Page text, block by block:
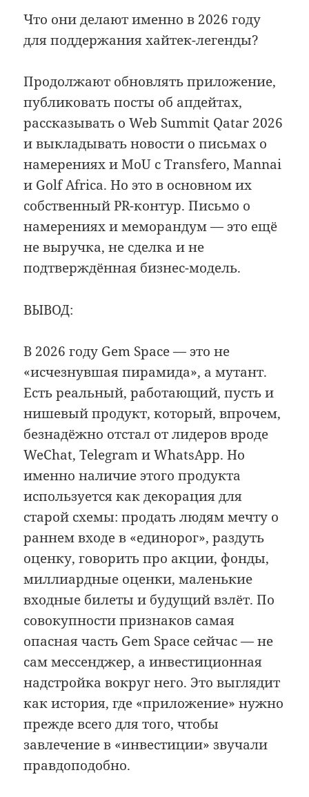
Что они делают именно в 2026 году
для поддержания хайтек-легенды?
Продолжают обновлять приложение,
публиковать посты об апдейтах,
рассказывать о Web Summit Qatar 2026
и выкладывать новости о письмах о
намерениях и MoU с Transfero, Mannai
и Golf Africa. Но это в основном их
собственный PR-контур. Письмо о
намерениях и меморандум — это ещё
не выручка, не сделка и не
подтверждённая бизнес-модель.
ВЫВОД:
В 2026 году Gem Space — это не
«исчезнувшая пирамида», а мутант.
Есть реальный, работающий, пусть и
нишевый продукт, который, впрочем,
безнадёжно отстал от лидеров вроде
WeChat, Telegram и WhatsApp. Но
именно наличие этого продукта
используется как декорация для
старой схемы: продать людям мечту о
раннем входе в «единорог», раздуть
оценку, говорить про акции, фонды,
миллиардные оценки, маленькие
входные билеты и будущий взлёт. По
совокупности признаков самая
опасная часть Gem Space сейчас — не
сам мессенджер, а инвестиционная
надстройка вокруг него. Это выглядит
как история, где «приложение» нужно
прежде всего для того, чтобы
завлечение в «инвестиции» звучали
правдоподобно.